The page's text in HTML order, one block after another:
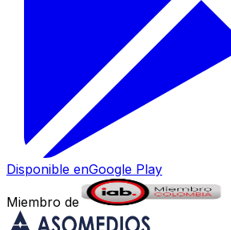
Disponible enGoogle Play
Miembro de